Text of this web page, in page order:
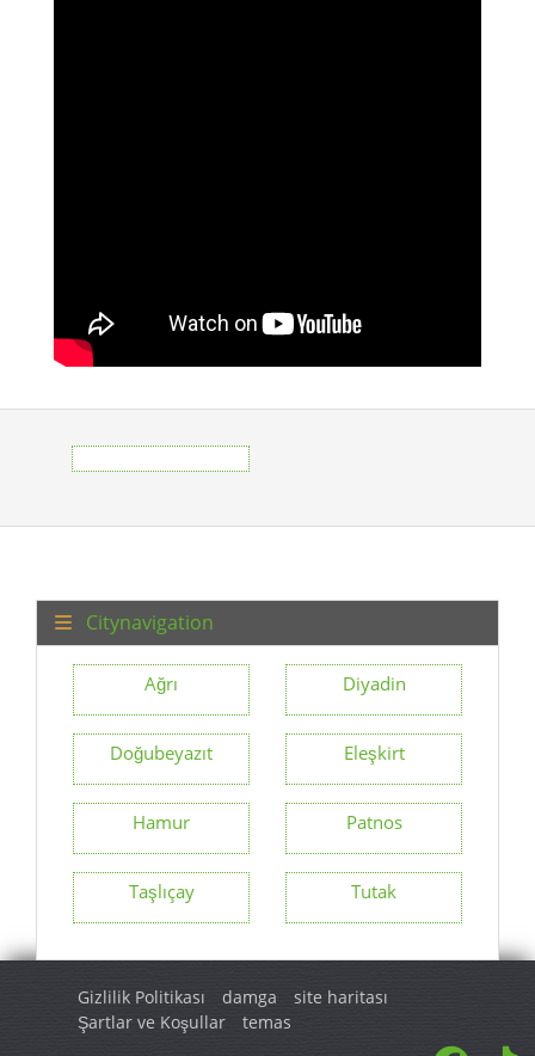
Citynavigation
Ağrı Diyadin
Doğubeyazıt Eleşkirt
Hamur Patnos
Taşlıçay Tutak
Gizlilik Politikası damga
site haritası
Şartlar ve Koşullar
temas